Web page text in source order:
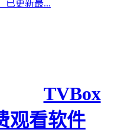
已更新最...
TVBox
观看软件